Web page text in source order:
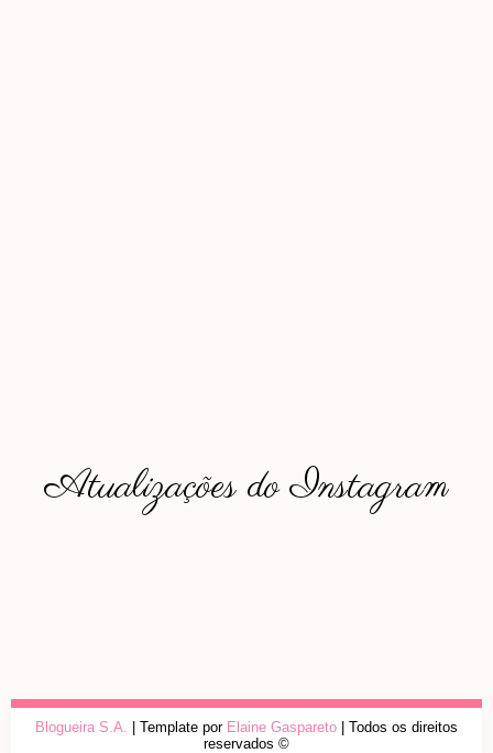
Atualizações do Instagram
Blogueira S.A. | Template por Elaine Gaspareto | Todos os direitos
reservados ©